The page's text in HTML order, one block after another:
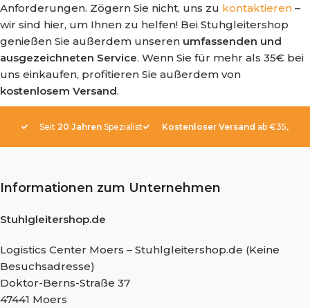
Anforderungen. Zögern Sie nicht, uns zu kontaktieren –
wir sind hier, um Ihnen zu helfen! Bei Stuhgleitershop
genießen Sie außerdem unseren umfassenden und
ausgezeichneten Service. Wenn Sie für mehr als 35€ bei
uns einkaufen, profitieren Sie außerdem von
kostenlosem Versand.
Seit 20 Jahren Spezialist Kostenloser Versand ab €35,-
Informationen zum Unternehmen
Stuhlgleitershop.de
Logistics Center Moers – Stuhlgleitershop.de (Keine
Besuchsadresse)
Doktor-Berns-Straße 37
47441 Moers